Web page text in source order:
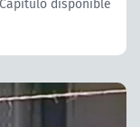
disponible